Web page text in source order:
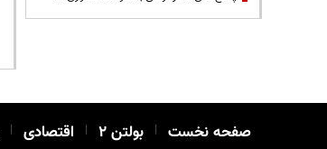
صفحه نخست | بولتن ۲ | اقتصادی |